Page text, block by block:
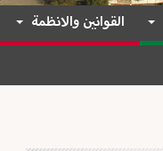
القوانين والانظمة